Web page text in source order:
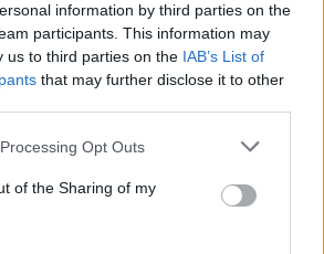
information by third parties on the
participants. This information may
us to third parties on the IAB’s List of
that may further disclose it to other
Opt Outs
of the Sharing of my